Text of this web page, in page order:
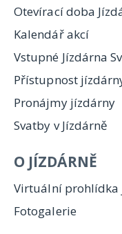
Otevírací doba
Kalendář akcí
Vstupné Jízdárna
Přístupnost
Pronájmy jízdárny
Svatby v Jízdárně
O JÍZDÁRNĚ
Virtuální prohlídka
Fotogalerie